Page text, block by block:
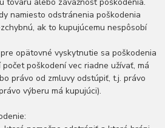
namiesto odstránenia poškodenia
ak to kupujúcemu nespôsobí
opätovné vyskytnutie sa poškodenia
poškodení vec riadne užívať, má
právo od zmluvy odstúpiť, t.j. právo
výberu má kupujúci).